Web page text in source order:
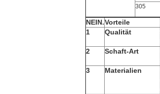
305
NEIN.Vorteile
1
Qualität
2
Schaft-Art
3
Materialien